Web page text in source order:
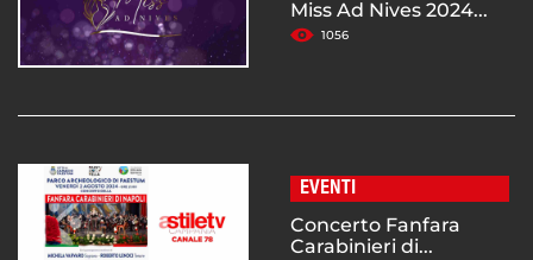
Miss Ad Nives 2024...
1056
EVENTI
Concerto Fanfara
Carabinieri di...